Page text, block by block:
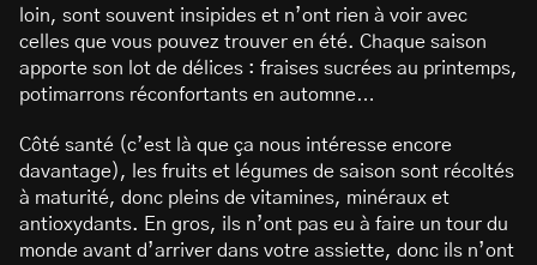
loin, sont souvent insipides et n’ont rien à voir avec
celles que vous pouvez trouver en été. Chaque saison
apporte son lot de délices : fraises sucrées au printemps,
potimarrons réconfortants en automne…
Côté santé (c’est là que ça nous intéresse encore
davantage), les fruits et légumes de saison sont récoltés
à maturité, donc pleins de vitamines, minéraux et
antioxydants. En gros, ils n’ont pas eu à faire un tour du
monde avant d’arriver dans votre assiette, donc ils n’ont